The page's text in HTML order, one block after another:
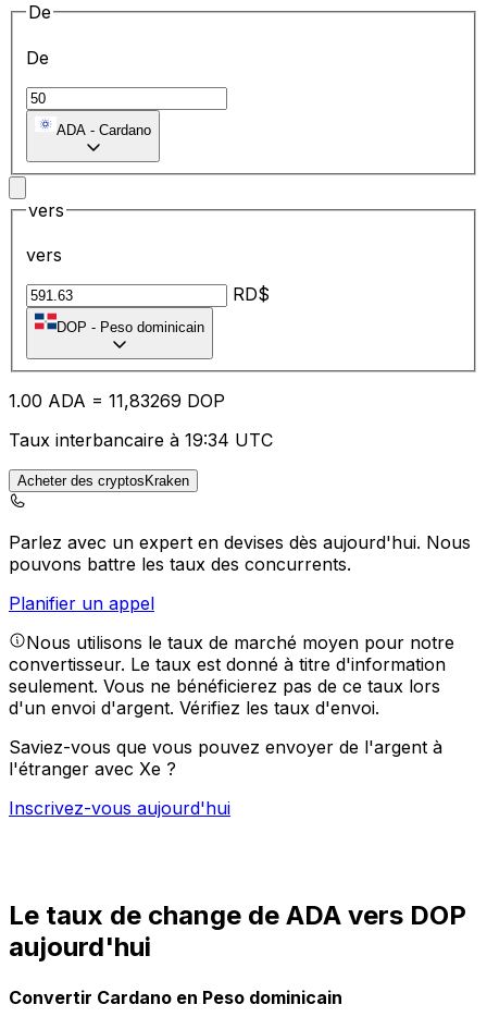
De
De
ADA - Cardano
vers
vers
RD$
DOP - Peso dominicain
1.00 ADA = 11,83269 DOP
Taux interbancaire à 19:34 UTC
Acheter des cryptosKraken
Parlez avec un expert en devises dès aujourd'hui. Nous
pouvons battre les taux des concurrents.
Planifier un appel
Nous utilisons le taux de marché moyen pour notre
convertisseur. Le taux est donné à titre d'information
seulement. Vous ne bénéficierez pas de ce taux lors
d'un envoi d'argent. Vérifiez les taux d'envoi.
Saviez-vous que vous pouvez envoyer de l'argent à
l'étranger avec Xe ?
Inscrivez-vous aujourd'hui
Le taux de change de ADA vers DOP
aujourd'hui
Convertir Cardano en Peso dominicain